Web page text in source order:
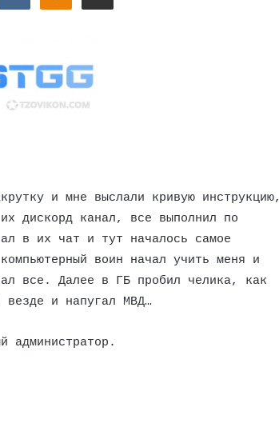
и мне выслали кривую инструкцию,
дискорд канал, все выполнил по
в их чат и тут началось самое
воин начал учить меня и
все. Далее в ГБ пробил челика, как
везде и напугал МВД…
администратор.